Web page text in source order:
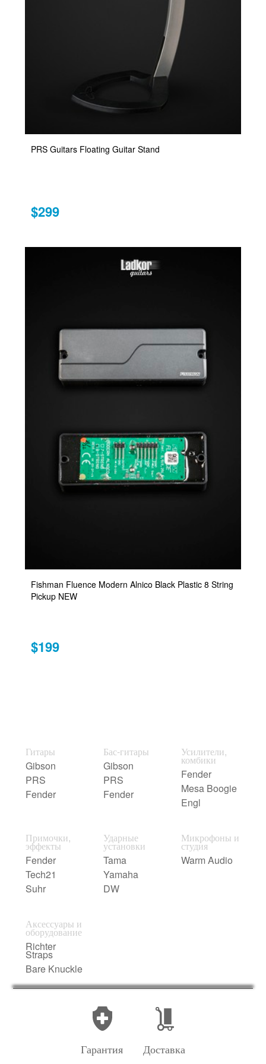
PRS Guitars Floating Guitar Stand
$299
Fishman Fluence Modern Alnico Black Plastic 8 String
Pickup NEW
$199
Гитары
Gibson
PRS
Fender
Бас-гитары
Gibson
PRS
Fender
Усилители,
комбики
Fender
Mesa Boogie
Engl
Примочки,
эффекты
Fender
Tech21
Suhr
Ударные
установки
Tama
Yamaha
DW
Микрофоны и
студия
Warm Audio
Аксессуары и
оборудование
Richter
Straps
Bare Knuckle
Гарантия Доставка